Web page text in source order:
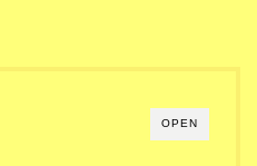
OPEN